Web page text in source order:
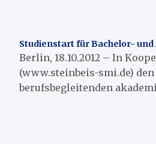
Studienstart für Bachelor-
Berlin, 18.10.2012 – In
(www.steinbeis-smi.de)
berufsbegleitenden